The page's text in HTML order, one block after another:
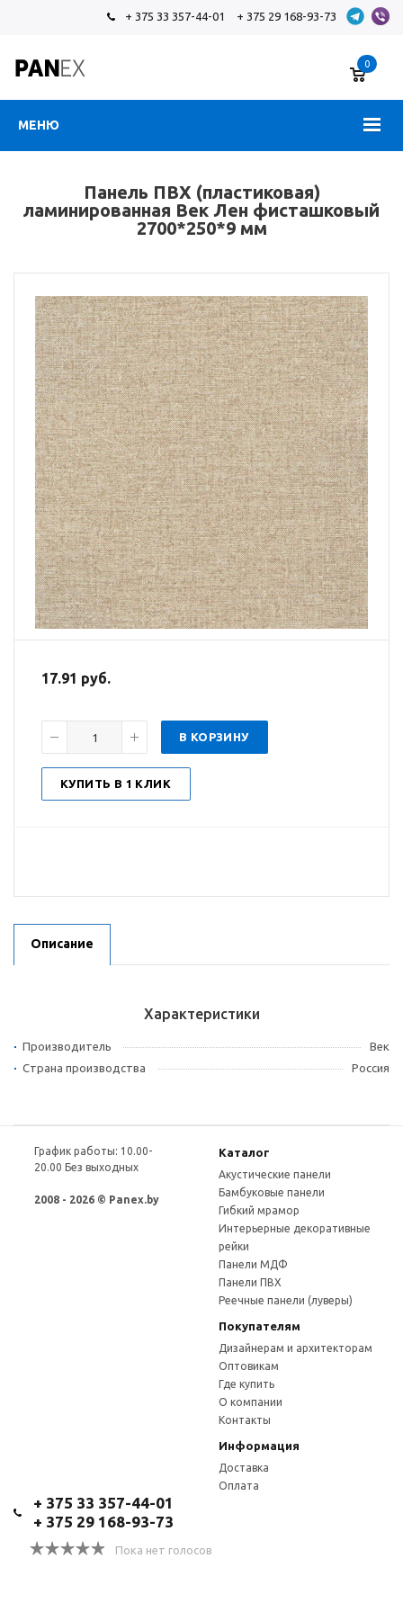
+ 375 33 357-44-01 + 375 29 168-93-73
МЕНЮ
0
Панель ПВХ (пластиковая)
ламинированная Век Лен фисташковый
2700*250*9 мм
17.91 руб.
В КОРЗИНУ
КУПИТЬ В 1 КЛИК
Описание
Характеристики
Производитель
Век
Страна производства
Россия
График работы: 10.00-
20.00 Без выходных
2008 - 2026 © Panex.by
Каталог
Акустические панели
Бамбуковые панели
Гибкий мрамор
Интерьерные декоративные
рейки
Панели МДФ
Панели ПВХ
Реечные панели (луверы)
Покупателям
Дизайнерам и архитекторам
Оптовикам
Где купить
О компании
Контакты
Информация
Доставка
Оплата
Пока нет голосов
+ 375 33 357-44-01
+ 375 29 168-93-73